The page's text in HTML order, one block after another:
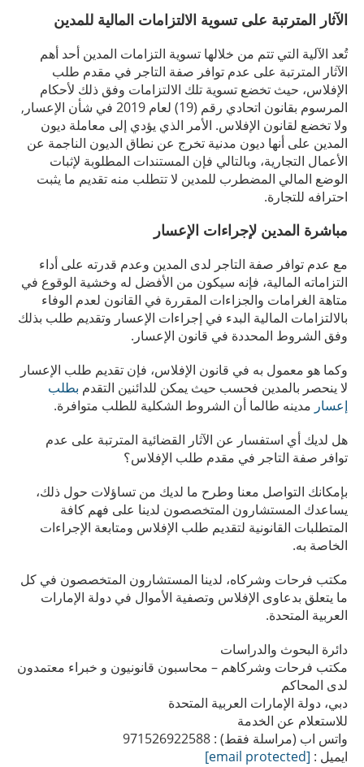
الآثار المترتبة على تسوية الالتزامات المالية للمدين
تُعد الآلية التي تتم من خلالها تسوية التزامات المدين أحد أهم
الآثار المترتبة على عدم توافر صفة التاجر في مقدم طلب
الإفلاس، حيث تخضع تسوية تلك الالتزامات وفق ذلك لأحكام
المرسوم بقانون اتحادي رقم (19) لعام 2019 في شأن الإعسار,
ولا تخضع لقانون الإفلاس. الأمر الذي يؤدي إلى معاملة ديون
المدين على أنها ديون مدنية تخرج عن نطاق الديون الناجمة عن
الأعمال التجارية، وبالتالي فإن المستندات المطلوبة لإثبات
الوضع المالي المضطرب للمدين لا تتطلب منه تقديم ما يثبت
احترافه للتجارة.
مباشرة المدين لإجراءات الإعسار
مع عدم توافر صفة التاجر لدى المدين وعدم قدرته على أداء
التزاماته المالية، فإنه سيكون من الأفضل له وخشية الوقوع في
متاهة الغرامات والجزاءات المقررة في القانون لعدم الوفاء
بالالتزامات المالية البدء في إجراءات الإعسار وتقديم طلب بذلك
وفق الشروط المحددة في قانون الإعسار.
وكما هو معمول به في قانون الإفلاس، فإن تقديم طلب الإعسار
لا ينحصر بالمدين فحسب حيث يمكن للدائنين التقدم بطلب
إعسار مدينه طالما أن الشروط الشكلية للطلب متوافرة.
هل لديك أي استفسار عن الآثار القضائية المترتبة على عدم
توافر صفة التاجر في مقدم طلب الإفلاس؟
بإمكانك التواصل معنا وطرح ما لديك من تساؤلات حول ذلك،
يساعدك المستشارون المتخصصون لدينا على فهم كافة
المتطلبات القانونية لتقديم طلب الإفلاس ومتابعة الإجراءات
الخاصة به.
مكتب فرحات وشركاه، لدينا المستشارون المتخصصون في كل
ما يتعلق بدعاوى الإفلاس وتصفية الأموال في دولة الإمارات
العربية المتحدة.
دائرة البحوث والدراسات
مكتب فرحات وشركاهم – محاسبون قانونيون و خبراء معتمدون
لدى المحاكم
دبي، دولة الإمارات العربية المتحدة
للاستعلام عن الخدمة
واتس اب (مراسلة فقط) : 971526922588
ايميل : [email protected]